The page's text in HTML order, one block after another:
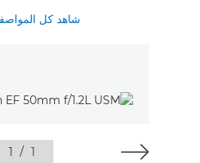
شاهد كل
1
/
1